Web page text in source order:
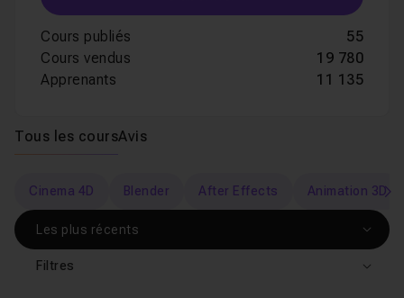
Cours publiés
55
Cours vendus
19 780
Apprenants
11 135
Tous les coursAvis
Cinema 4D Blender After Effects Animation 3D
Filtres